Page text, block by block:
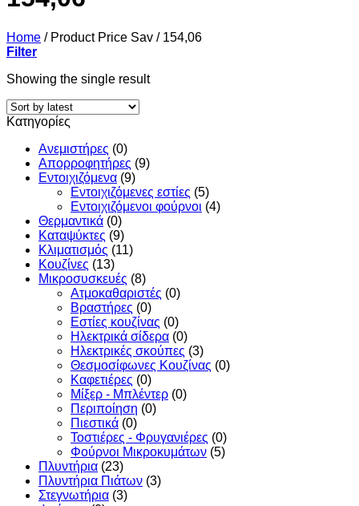
Home /Product Price Sav /154,06
Filter
Showing the single result
Κατηγορίες
Ανεμιστήρες (0)
Απορροφητήρες (9)
Εντoιχιζόμενα (9)
Εντοιχιζόμενες εστίες (5)
Εντοιχιζόμενοι φούρνοι (4)
Θερμαντικά (0)
Καταψύκτες (9)
Κλιματισμός (11)
Κουζίνες (13)
Μικροσυσκευές (8)
Ατμοκαθαριστές (0)
Βραστήρες (0)
Εστίες κουζίνας (0)
Ηλεκτρικά σίδερα (0)
Ηλεκτρικές σκούπες (3)
Θεσμοσίφωνες Κουζίνας (0)
Καφετιέρες (0)
Μίξερ - Μπλέντερ (0)
Περιποίηση (0)
Πιεστικά (0)
Τοστιέρες - Φρυγανιέρες (0)
Φούρνοι Μικροκυμάτων (5)
Πλυντήρια (23)
Πλυντήρια Πιάτων (3)
Στεγνωτήρια (3)